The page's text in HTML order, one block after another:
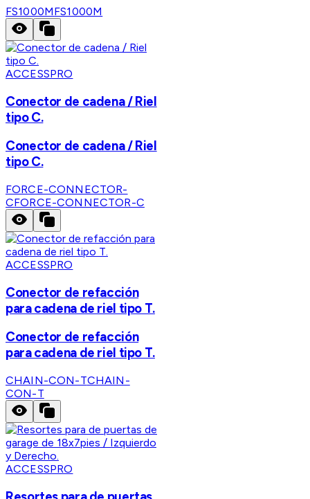
FS1000MFS1000M
ACCESSPRO
Conector de cadena / Riel
tipo C.
Conector de cadena / Riel
tipo C.
FORCE-CONNECTOR-
CFORCE-CONNECTOR-C
ACCESSPRO
Conector de refacción
para cadena de riel tipo T.
Conector de refacción
para cadena de riel tipo T.
CHAIN-CON-TCHAIN-
CON-T
ACCESSPRO